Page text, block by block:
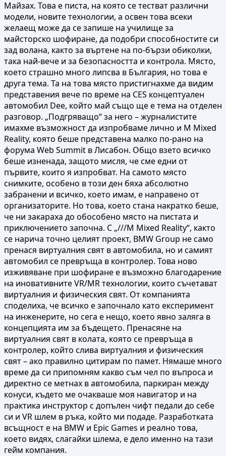
Майзах. Това е писта, на която се тестват различни
модели, новите технологии, а освен това всеки
желаещ може да се запише на училище за
майсторско шофиране, да подобри способностите си
зад волана, както за въртене на по-бързи обиколки,
така най-вече и за безопасността и контрола. Място,
което страшно много липсва в България, но това е
друга тема. Та на това място пристигнахме да видим
представения вече по време на CES концептуален
автомобил Dee, който май също ще е тема на отделен
разговор. „Подгряващо“ за него – журналистите
имахме възможност да изпробваме лично и M Mixed
Reality, която беше представена малко по-рано на
форума Web Summit в Лисабон. Общо взето всичко
беше изненада, защото мисля, че сме едни от
първите, които я изпробват. На самото място
снимките, особено в този ден бяха абсолютно
забранени и всичко, което имам, е направено от
организаторите. Но това, което стана накратко беше,
че ни закараха до обособено място на пистата и
приключението започна. С „///M Mixed Reality“, както
се нарича точно целият проект, BMW Group не само
пренася виртуалния свят в автомобила, но и самият
автомобил се превръща в контролер. Това ново
изживяване при шофиране е възможно благодарение
на иновативните VR/MR технологии, които съчетават
виртуалния и физическия свят. От компанията
споделиха, че всичко е започнало като експеримент
на инженерите, но сега е нещо, което явно заляга в
концепцията им за бъдещето. Пренасяне на
виртуалния свят в колата, която се превръща в
контролер, който слива виртуалния и физическия
свят – ако правилно цитирам по памет. Нямаше много
време да си припомням какво съм чел по въпроса и
директно се метнах в автомобила, паркиран между
конуси, където ме очакваше моя навигатор и на
практика инструктор с допълен чифт педали до себе
си и VR шлем в ръка, който ми подаде. Разработката
всъщност е на BMW и Epic Games и реално това,
което видях, слагайки шлема, е дело именно на тази
гейм компания.